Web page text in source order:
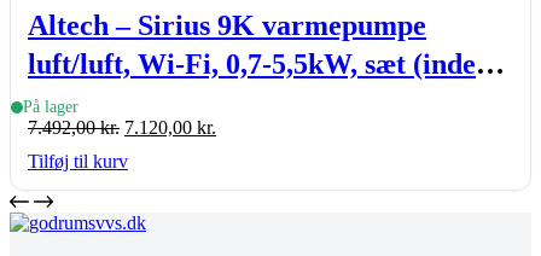
Altech – Sirius 9K varmepumpe
luft/luft, Wi-Fi, 0,7-5,5kW, sæt (inde-
& udedel.), A+++, R32
På lager
7.492,00kr. Den
pris
var:
7.492,00 kr..
7.120,00 kr.
er:
Tilføj til kurv